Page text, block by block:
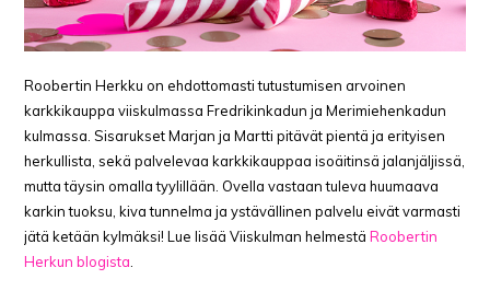
Roobertin Herkku on ehdottomasti tutustumisen arvoinen
karkkikauppa viiskulmassa Fredrikinkadun ja Merimiehenkadun
kulmassa. Sisarukset Marjan ja Martti pitävät pientä ja erityisen
herkullista, sekä palvelevaa karkkikauppaa isoäitinsä jalanjäljissä,
mutta täysin omalla tyylillään. Ovella vastaan tuleva huumaava
karkin tuoksu, kiva tunnelma ja ystävällinen palvelu eivät varmasti
jätä ketään kylmäksi! Lue lisää Viiskulman helmestäRoobertin
Herkun blogista